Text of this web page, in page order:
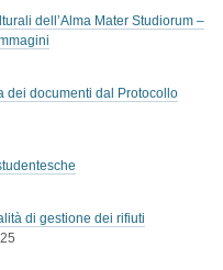
dell’Alma Mater Studiorum –
dei documenti dal Protocollo
di gestione dei rifiuti